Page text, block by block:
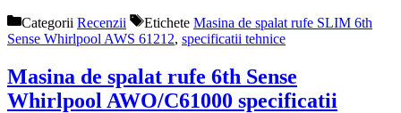
Categorii Recenzii Etichete Masina de spalat rufe SLIM 6th
Sense Whirlpool AWS 61212, specificatii tehnice
Masina de spalat rufe 6th Sense
Whirlpool AWO/C61000 specificatii